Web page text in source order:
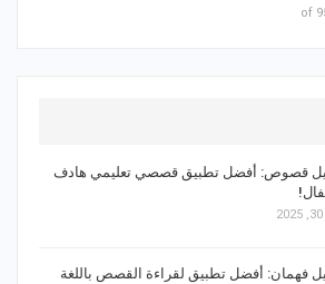
قصوص: أفضل تطبيق قصصي تعليمي هادف
فهمان: أفضل تطبيق لقراءة القصص باللغة